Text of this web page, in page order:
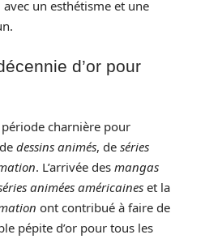
un esthétisme et une
d’or pour
charnière pour
dessins animés, de séries
. L’arrivée des mangas
animées américaines et la
ont contribué à faire de
pépite d’or pour tous les